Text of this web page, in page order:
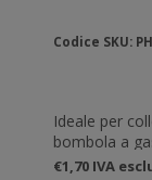
Codice SKU:
Ideale per
bombola a
materiale
€1,70 IVA